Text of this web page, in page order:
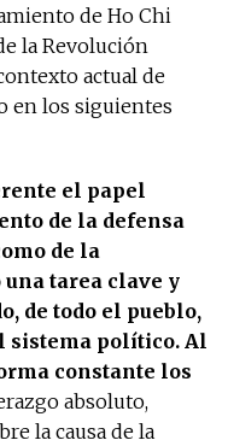
de Ho Chi
la Revolución
actual de
en los siguientes
el papel
de la defensa
de la
tarea clave y
de todo el pueblo,
sistema político. Al
constante los
absoluto,
la causa de la